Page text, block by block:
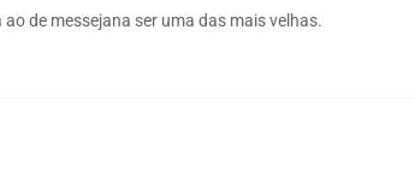
de messejana ser uma das mais velhas.